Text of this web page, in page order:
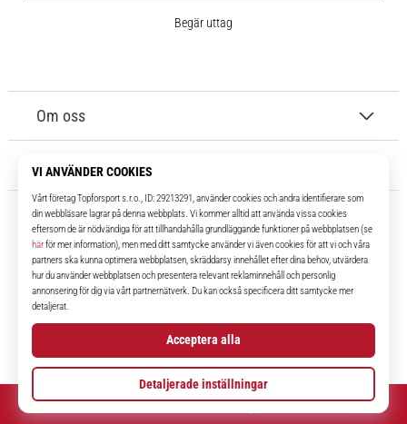
11teamsports.se
I över 16 år har vi varit dina lagkamrater, vilket ger dig de bästa och
senaste fotbollsprodukterna.
FacebookInstagramYouTube
Om oss
Kundtjänst
Begär uttag